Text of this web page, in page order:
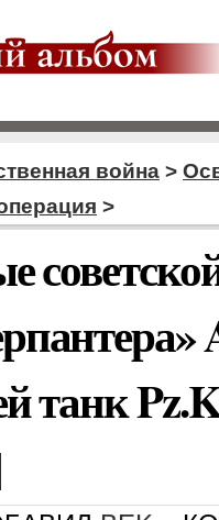
война >
>
танк